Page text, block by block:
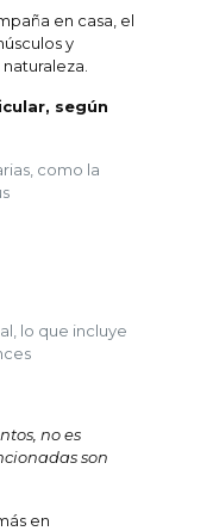
en casa, el
y
según
como la
lo que incluye
no es
son
en